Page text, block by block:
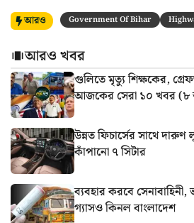
আরও Government Of Bihar
আরও খবর
গুলিতে মৃত্যু শিক্ষকের,
আজকের সেরা ১০ খবর
উন্নত ফিচার্সের সাথে
কাঁপানো ৭ সিটার
ব্যবহার করবে
গ্যাসও কিনল বাংলাদেশ